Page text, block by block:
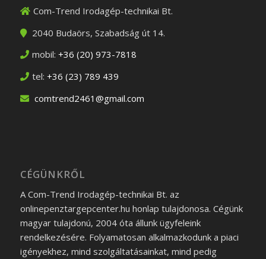
Com-Trend Irodagép-technikai Bt.
2040 Budaörs, Szabadság út 14.
mobil: +36 (20) 973-7818
tel: +36 (23) 789 439
comtrend2461@gmail.com
CÉGÜNKRŐL
A Com-Trend Irodagép-technikai Bt. az
onlinepenztargepcenter.hu honlap tulajdonosa. Cégünk
magyar tulajdonú, 2004 óta állunk ügyfeleink
rendelkezésére. Folyamatosan alkalmazkodunk a piaci
igényekhez, mind szolgáltatásainkat, mind pedig